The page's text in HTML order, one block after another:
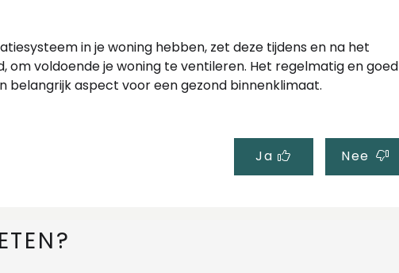
in je woning hebben, zet deze tijdens en na het
om voldoende je woning te ventileren. Het regelmatig en goed
belangrijk aspect voor een gezond binnenklimaat.
Ja Nee